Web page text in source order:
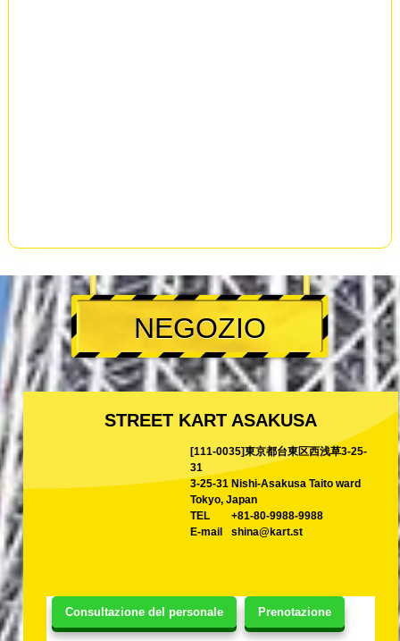
Consultazione del personale Prenotazione
NEGOZIO
STREET KART ASAKUSA
[111-0035]東京都台東区西浅草3-25-
31
3-25-31 Nishi-Asakusa Taito ward
Tokyo, Japan
TEL
+81-80-9988-9988
E-mail
shina@kart.st